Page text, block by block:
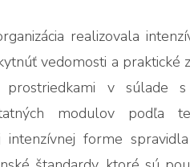
realizovala
vedomosti a praktické
prostriedkami v súlade
modulov podľa
forme